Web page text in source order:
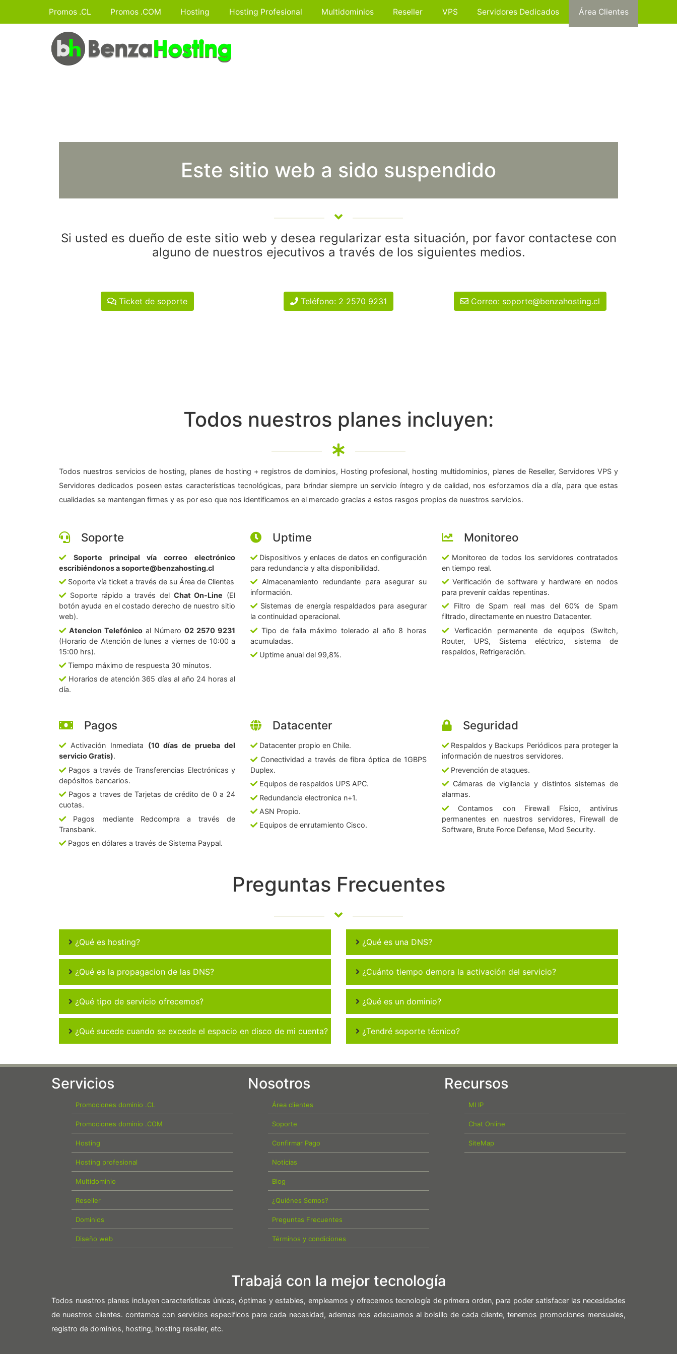
Promos .CL Promos .COM Hosting Hosting Profesional Multidominios Reseller VPS Servidores Dedicados Área Clientes
Este sitio web a sido suspendido
Si usted es dueño de este sitio web y desea regularizar esta situación, por favor contactese con
alguno de nuestros ejecutivos a través de los siguientes medios.
Ticket de soporte Teléfono: 2 2570 9231 Correo: soporte@benzahosting.cl
Todos nuestros planes incluyen:
Todos nuestros servicios de hosting, planes de hosting + registros de dominios, Hosting profesional, hosting multidominios, planes de Reseller, Servidores VPS y
Servidores dedicados poseen estas características tecnológicas, para brindar siempre un servicio íntegro y de calidad, nos esforzamos día a día, para que estas
cualidades se mantengan firmes y es por eso que nos identificamos en el mercado gracias a estos rasgos propios de nuestros servicios.
Soporte
Soporte principal vía correo electrónico
escribiéndonos a soporte@benzahosting.cl
Soporte vía ticket a través de su Área de Clientes
Soporte rápido a través del Chat On-Line (El
botón ayuda en el costado derecho de nuestro sitio
web).
Atencion Telefónico al Número 02 2570 9231
(Horario de Atención de lunes a viernes de 10:00 a
15:00 hrs).
Tiempo máximo de respuesta 30 minutos.
Horarios de atención 365 días al año 24 horas al
día.
Uptime
Dispositivos y enlaces de datos en configuración
para redundancia y alta disponibilidad.
Almacenamiento redundante para asegurar su
información.
Sistemas de energía respaldados para asegurar
la continuidad operacional.
Tipo de falla máximo tolerado al año 8 horas
acumuladas.
Uptime anual del 99,8%.
Monitoreo
Monitoreo de todos los servidores contratados
en tiempo real.
Verificación de software y hardware en nodos
para prevenir caídas repentinas.
Filtro de Spam real mas del 60% de Spam
filtrado, directamente en nuestro Datacenter.
Verficación permanente de equipos (Switch,
Router, UPS, Sistema eléctrico, sistema de
respaldos, Refrigeración.
Pagos
Activación Inmediata (10 días de prueba del
servicio Gratis).
Pagos a través de Transferencias Electrónicas y
depósitos bancarios.
Pagos a traves de Tarjetas de crédito de 0 a 24
cuotas.
Pagos mediante Redcompra a través de
Transbank.
Pagos en dólares a través de Sistema Paypal.
Datacenter
Datacenter propio en Chile.
Conectividad a través de fibra óptica de 1GBPS
Duplex.
Equipos de respaldos UPS APC.
Redundancia electronica n+1.
ASN Propio.
Equipos de enrutamiento Cisco.
Seguridad
Respaldos y Backups Periódicos para proteger la
información de nuestros servidores.
Prevención de ataques.
Cámaras de vigilancia y distintos sistemas de
alarmas.
Contamos con Firewall Físico, antivirus
permanentes en nuestros servidores, Firewall de
Software, Brute Force Defense, Mod Security.
Preguntas Frecuentes
¿Qué es hosting?
¿Qué es la propagacion de las DNS?
¿Qué tipo de servicio ofrecemos?
¿Qué sucede cuando se excede el espacio en disco de mi cuenta?
¿Qué es una DNS?
¿Cuánto tiempo demora la activación del servicio?
¿Qué es un dominio?
¿Tendré soporte técnico?
Servicios
Promociones dominio .CL
Promociones dominio .COM
Hosting
Hosting profesional
Multidominio
Reseller
Dominios
Diseño web
Nosotros
Área clientes
Soporte
Confirmar Pago
Noticias
Blog
¿Quiénes Somos?
Preguntas Frecuentes
Términos y condiciones
Recursos
MI IP
Chat Online
SiteMap
Trabajá con la mejor tecnología
Todos nuestros planes incluyen características únicas, óptimas y estables, empleamos y ofrecemos tecnología de primera orden, para poder satisfacer las necesidades
de nuestros clientes. contamos con servicios especificos para cada necesidad, ademas nos adecuamos al bolsillo de cada cliente, tenemos promociones mensuales,
registro de dominios, hosting, hosting reseller, etc.